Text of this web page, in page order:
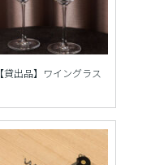
【貸出品】ワイングラス